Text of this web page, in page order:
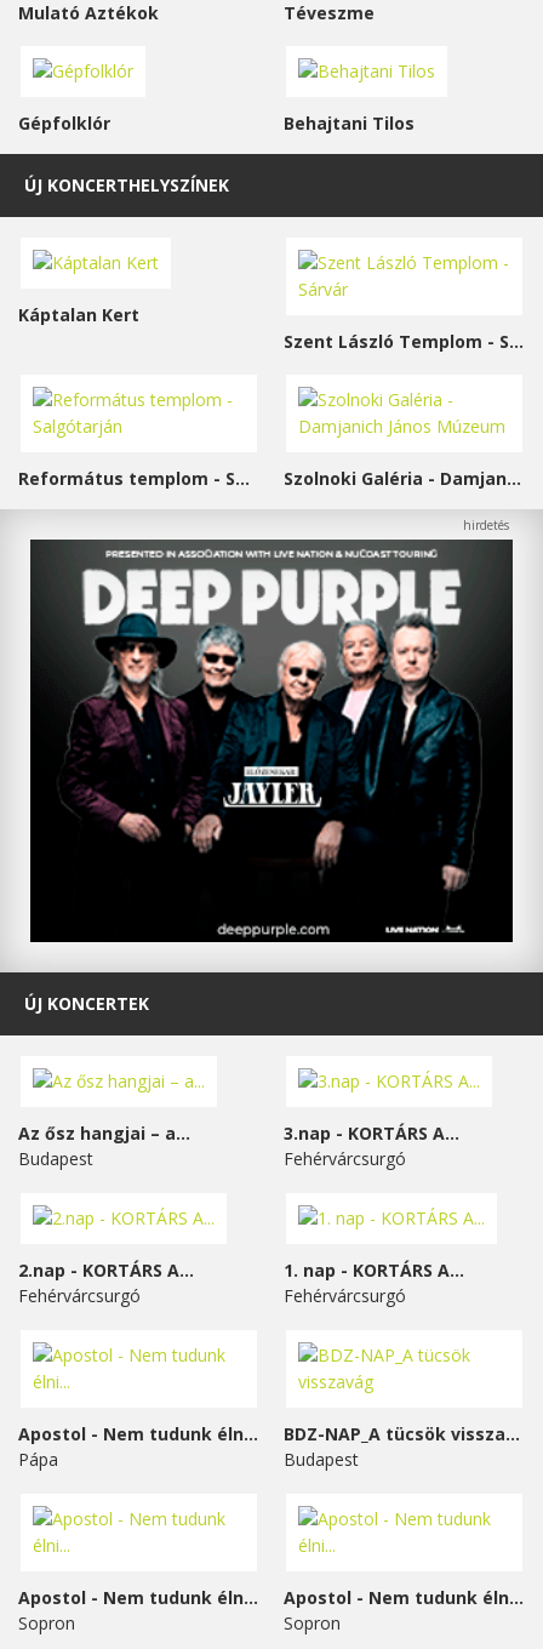
Mulató Aztékok Téveszme
Gépfolklór Behajtani Tilos
ÚJ KONCERTHELYSZÍNEK
Káptalan Kert
Szent László Templom - Sárvár
Református templom - Salgótarján Szolnoki Galéria - Damjanich János Múzeum
ÚJ KONCERTEK
Az ősz hangjai – a...
Budapest
3.nap - KORTÁRS A...
Fehérvárcsurgó
2.nap - KORTÁRS A...
Fehérvárcsurgó
1. nap - KORTÁRS A...
Fehérvárcsurgó
Apostol - Nem tudunk élni...
Pápa
BDZ-NAP_A tücsök visszavág
Budapest
Apostol - Nem tudunk élni...
Sopron
Apostol - Nem tudunk élni...
Sopron